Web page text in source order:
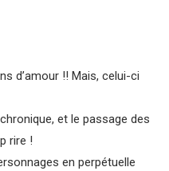
d’amour !! Mais, celui-ci
et le passage des
rire !
en perpétuelle